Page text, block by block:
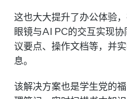
这也大大提升了办公体验
眼镜与AI PC的交互实现
议要点、操作文档等，并
息。
该解决方案也是学生党的